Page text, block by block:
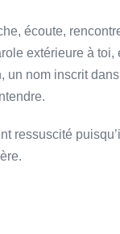
écoute,
extérieure à
un nom inscrit
ressuscité